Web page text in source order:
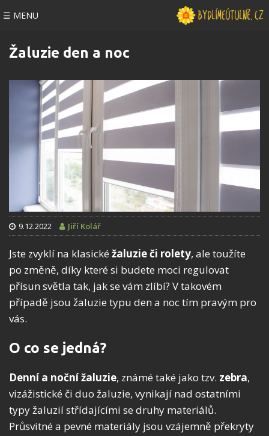
☰ MENU
Žaluzie den a noc
9.12.2022 Jiří Kolář
Jste zvyklí na klasické žaluzie či rolety, ale toužíte
po změně, díky které si budete moci regulovat
přísun světla tak, jak se vám zlíbí? V takovém
případě jsou žaluzie typu den a noc tím pravým pro
vás.
O co se jedná?
Denní a noční žaluzie, známé také jako tzv. zebra,
vizážistické či duo žaluzie, vynikají nad ostatními
typy žaluzií střídajícími se druhy materiálů.
Průsvitné a pevné materiály jsou vzájemně překryty